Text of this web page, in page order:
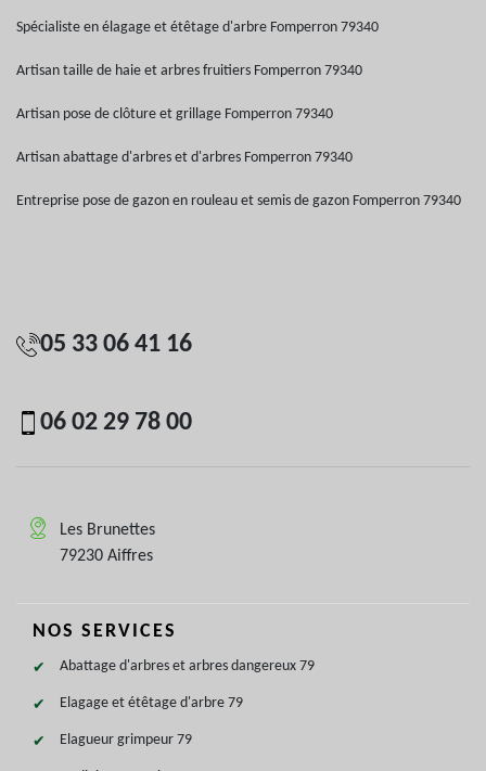
Spécialiste en élagage et étêtage d'arbre Fomperron 79340
Artisan taille de haie et arbres fruitiers Fomperron 79340
Artisan pose de clôture et grillage Fomperron 79340
Artisan abattage d'arbres et d'arbres Fomperron 79340
Entreprise pose de gazon en rouleau et semis de gazon Fomperron 79340
05 33 06 41 16
06 02 29 78 00
Les Brunettes
79230 Aiffres
NOS SERVICES
Abattage d'arbres et arbres dangereux 79
Elagage et étêtage d'arbre 79
Elagueur grimpeur 79